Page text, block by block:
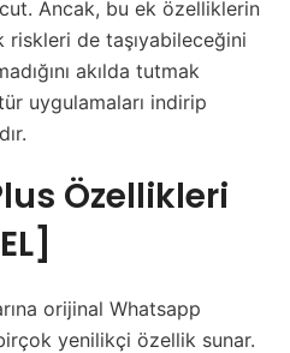
Ancak, bu ek özelliklerin
riskleri de taşıyabileceğini
akılda tutmak
uygulamaları indirip
Özellikleri
orijinal Whatsapp
yenilikçi özellik sunar.